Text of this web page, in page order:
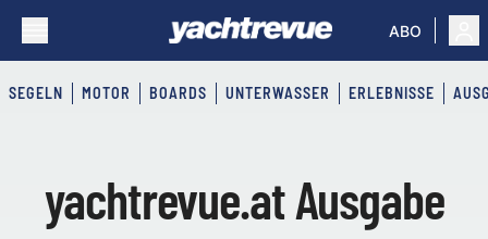
ABO
SEGELN MOTOR BOARDS UNTERWASSER ERLEBNISSE
yachtrevue.at Ausgabe